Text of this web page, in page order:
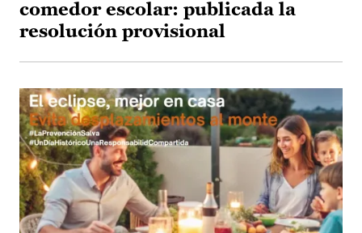
comedor escolar: publicada la
resolución provisional